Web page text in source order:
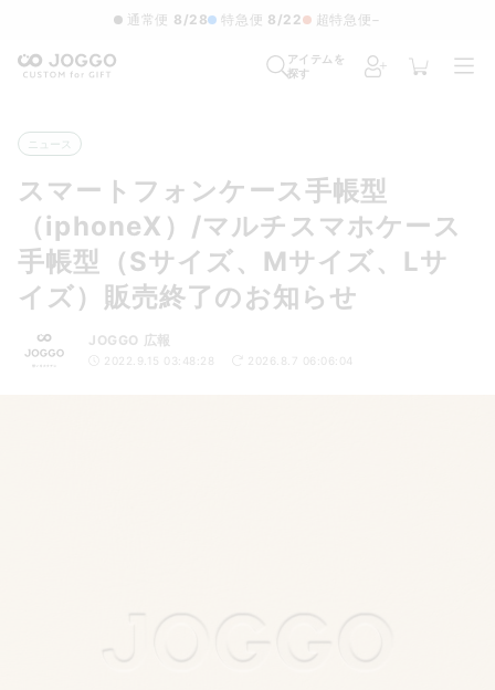
通常便 8/28 特急便 8/22 超特急便−
アイテムを
探す
ニュース
スマートフォンケース手帳型
（iphoneX）/マルチスマホケース
手帳型（Sサイズ、Mサイズ、Lサ
イズ）販売終了のお知らせ
JOGGO 広報
2022.9.15 03:48:28 2026.8.7 06:06:04